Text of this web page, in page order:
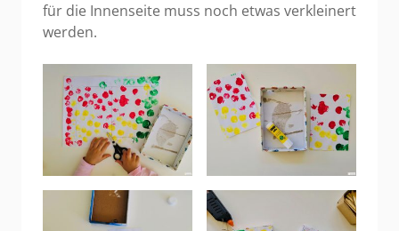
für die Innenseite muss noch etwas verkleinert
werden.